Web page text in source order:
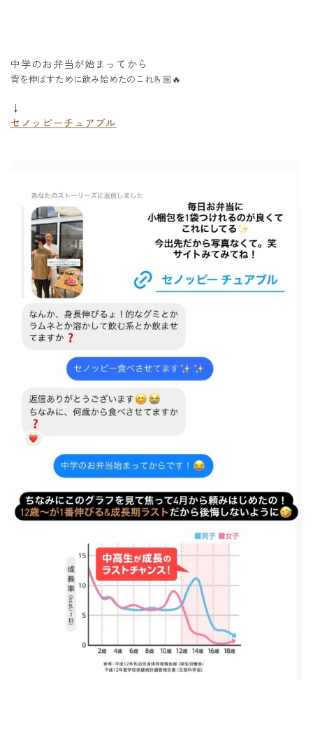
中学のお弁当が始まってから
背を伸ばすために飲み始めたのこれ🫰🏼🔥
↓
セノッピーチュアブル